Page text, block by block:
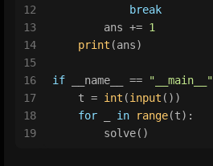
12
13
14
15
16
17
18
19
break
        ans +=
1
print (ans)
if __name__ == "__main__"
    t =
int (input ())
for
in range(t):
        solve()